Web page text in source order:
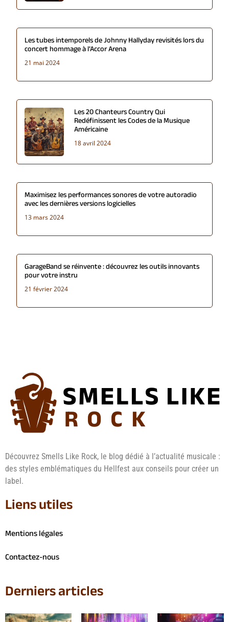
Les tubes intemporels de Johnny Hallyday revisités lors du
concert hommage à l’Accor Arena
21 mai 2024
Les 20 Chanteurs Country Qui
Redéfinissent les Codes de la Musique
Américaine
18 avril 2024
Maximisez les performances sonores de votre autoradio
avec les dernières versions logicielles
13 mars 2024
GarageBand se réinvente : découvrez les outils innovants
pour votre instru
21 février 2024
Découvrez Smells Like Rock, le blog dédié à l’actualité musicale :
des styles emblématiques du Hellfest aux conseils pour créer un
label.
Liens utiles
Mentions légales
Contactez-nous
Derniers articles